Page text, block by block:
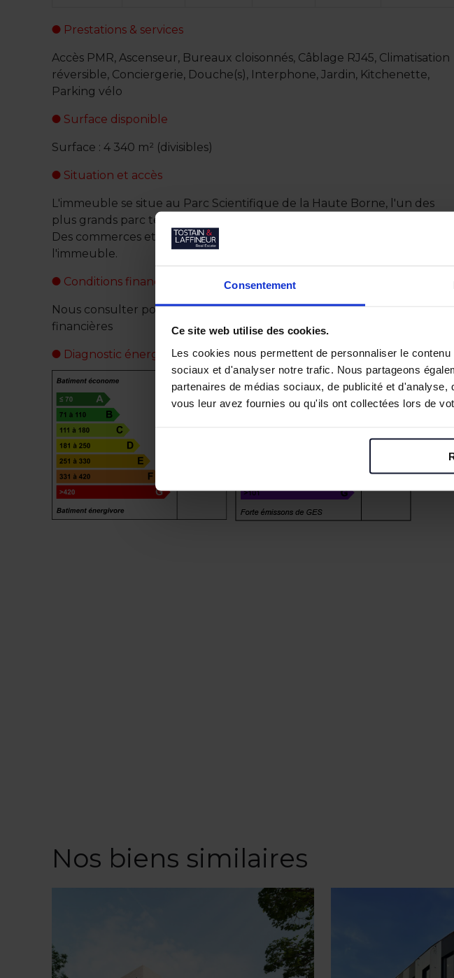
Consentement
Ce site web utilise des cookies.
Les cookies nous permettent de personnaliser le
sociaux et d'analyser notre trafic. Nous partageons
partenaires de médias sociaux, de publicité et
vous leur avez fournies ou qu'ils ont collectées lors de
Prestations & services
Accès PMR, Ascenseur, Bureaux cloisonnés, Câblage RJ45, Climatisation
réversible, Conciergerie, Douche(s), Interphone, Jardin, Kitchenette,
Parking vélo
Surface disponible
Surface : 4 340 m² (divisibles)
Situation et accès
L'immeuble se situe au Parc Scientifique de la Haute Borne, l'un des
plus grands parc tertiaire de la Métropole Lilloise.
Des commerces et services et restaurants se situent à proximité de
l'immeuble.
Conditions financières
Nous consulter pour obtenir des informations sur les conditions
financières
Diagnostic énergétique
Nos biens similaires